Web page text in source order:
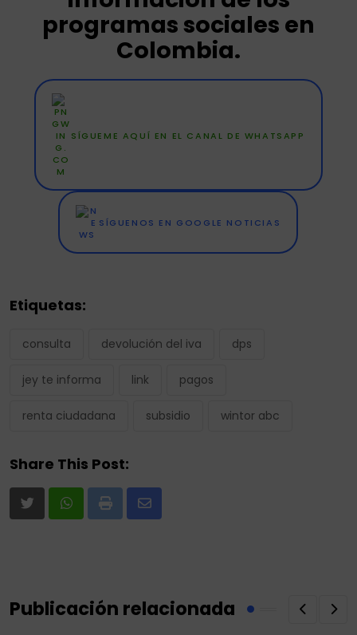
programas sociales en
Colombia.
SÍGUEME AQUÍ EN EL CANAL DE WHATSAPP
SÍGUENOS EN GOOGLE NOTICIAS
Etiquetas:
consulta devolución del iva dps
jey te informa link pagos
renta ciudadana subsidio wintor abc
Share This Post:
Print
Share
Publicación relacionada